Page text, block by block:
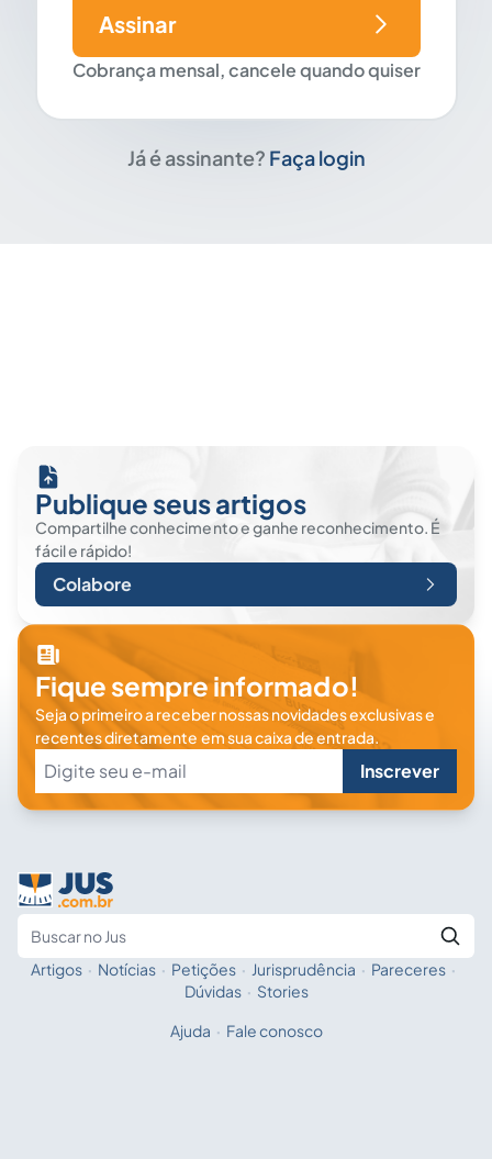
Cobrança mensal, cancele quando quiser
Assinar
Já é assinante? Faça login
Publique seus artigos
Compartilhe conhecimento e ganhe reconhecimento. É
fácil e rápido!
Colabore
Fique sempre informado!
Seja o primeiro a receber nossas novidades exclusivas e
recentes diretamente em sua caixa de entrada.
Inscrever
Fale com a IA
Artigos · Notícias · Petições · Jurisprudência · Pareceres ·
Dúvidas · Stories
Ajuda · Fale conosco